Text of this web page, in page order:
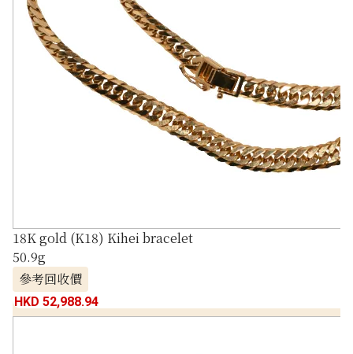
18K gold (K18) Kihei bracelet
50.9g
參考回收價
HKD 52,988.94